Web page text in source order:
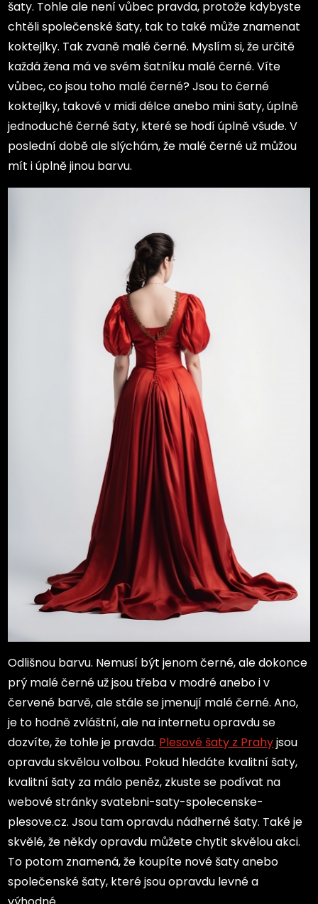
šaty. Tohle ale není vůbec pravda, protože kdybyste
chtěli společenské šaty, tak to také může znamenat
koktejlky. Tak zvaně malé černé. Myslím si, že určitě
každá žena má ve svém šatníku malé černé. Víte
vůbec, co jsou toho malé černé? Jsou to černé
koktejlky, takové v midi délce anebo mini šaty, úplně
jednoduché černé šaty, které se hodí úplně všude. V
poslední době ale slýchám, že malé černé už můžou
mít i úplně jinou barvu.
Odlišnou barvu. Nemusí být jenom černé, ale dokonce
prý malé černé už jsou třeba v modré anebo i v
červené barvě, ale stále se jmenují malé černé. Ano,
je to hodně zvláštní, ale na internetu opravdu se
dozvíte, že tohle je pravda. Plesové šaty z Prahyjsou
opravdu skvělou volbou. Pokud hledáte kvalitní šaty,
kvalitní šaty za málo peněz, zkuste se podívat na
webové stránky svatebni-saty-spolecenske-
plesove.cz. Jsou tam opravdu nádherné šaty. Také je
skvělé, že někdy opravdu můžete chytit skvělou akci.
To potom znamená, že koupíte nové šaty anebo
společenské šaty, které jsou opravdu levné a